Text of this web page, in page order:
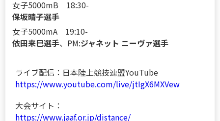
女子5000mB 18:30-
保坂晴子選手
女子5000mA 19:10-
依田来巳選手、PM:ジャネット ニーヴァ選手
ライブ配信：日本陸上競技連盟YouTube
https://www.youtube.com/live/jtIgX6MXVew
大会サイト：
https://www.jaaf.or.jp/distance/